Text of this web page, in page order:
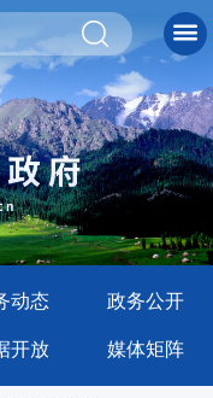
动态 政务公开
开放 媒体矩阵